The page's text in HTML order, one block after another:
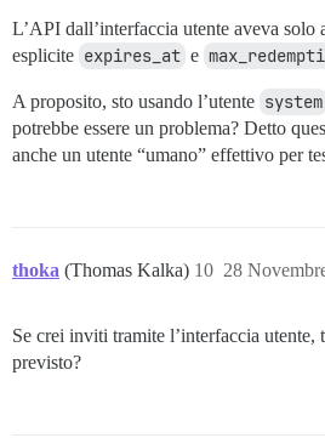
L’API dall’interfaccia utente aveva solo
esplicite expires_at e
A proposito, sto usando l’utente system
potrebbe essere un problema? Detto
anche un utente “umano” effettivo per
thoka (Thomas Kalka) 28
10
Se crei inviti tramite l’interfaccia utente,
previsto?